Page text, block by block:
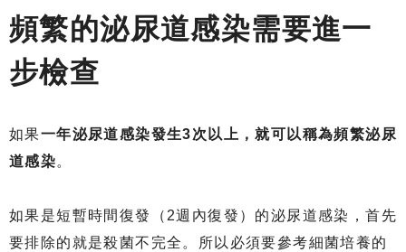
頻繁的泌尿道感染需要進一
步檢查
如果一年泌尿道感染發生3次以上，就可以稱為頻繁泌尿
道感染。
如果是短暫時間復發（2週內復發）的泌尿道感染，首先
要排除的就是殺菌不完全。所以必須要參考細菌培養的